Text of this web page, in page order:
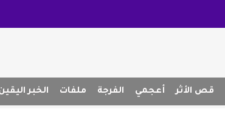
قص الأثر أعجمي الفرجة ملفات الخبر